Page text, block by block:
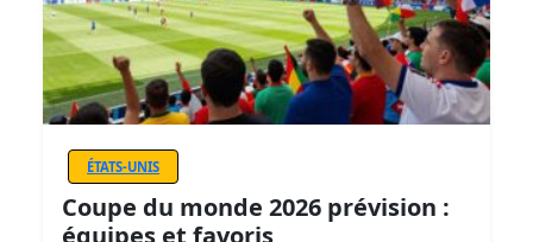
ÉTATS-UNIS
Coupe du monde 2026 prévision :